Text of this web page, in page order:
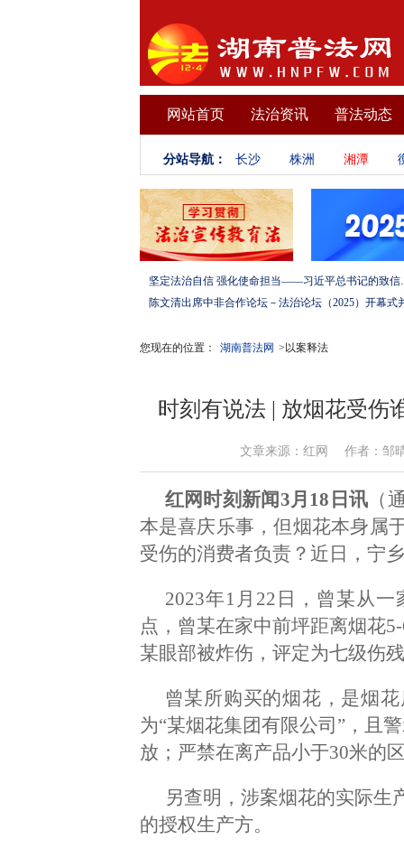
网站首页 法治资讯 普法动态
分站导航： 长沙 株洲 湘潭
坚定法治自信 强化使
您现在的位置： 湖南普法网 >以案释法
时刻有说法 | 放烟花受伤
文章来源：红网 作者：邹
红网时刻新闻3月18日讯 （
本是喜庆乐事，但烟花本身属
受伤的消费者负责？近日，宁
2023年1月22日，曾某从
点，曾某在家中前坪距离烟花
某眼部被炸伤，评定为七级伤
曾某所购买的烟花，是烟
为“某烟花集团有限公司”，且
放；严禁在离产品小于30米的
另查明，涉案烟花的实际生
的授权生产方。